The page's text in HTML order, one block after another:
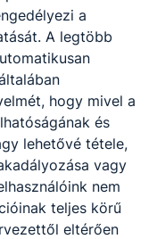
László
a
A legtöbb
hogy mivel a
és
lehetővé tétele,
vagy
nem
teljes körű
eltérően